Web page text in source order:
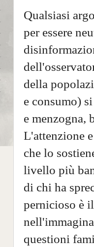
Qualsiasi
per essere
della
e consumo)
e menzogna,
L'attenzione
che lo
livello più
di chi ha
pernicioso è
questioni